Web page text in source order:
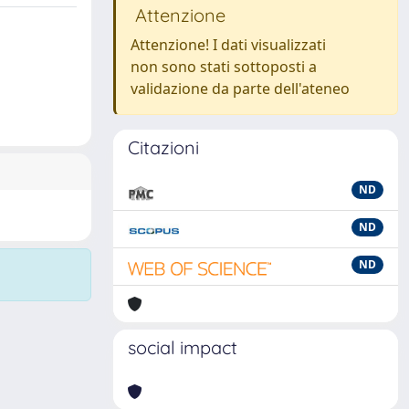
Attenzione
Attenzione! I dati visualizzati
non sono stati sottoposti a
validazione da parte dell'ateneo
Citazioni
ND
ND
ND
social impact